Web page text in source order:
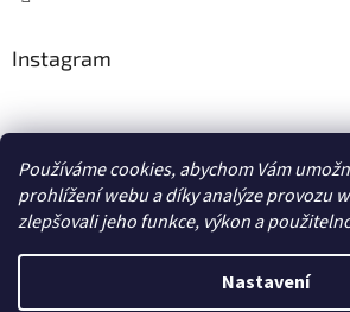
Používáme cookies, abychom Vám
prohlížení webu a díky analýze provozu
zlepšovali jeho funkce, výkon a
Nastavení
Instagram